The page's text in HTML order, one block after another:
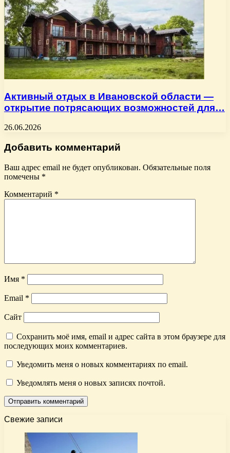
Активный отдых в Ивановской области —
открытие потрясающих возможностей для…
26.06.2026
Добавить комментарий
Ваш адрес email не будет опубликован. Обязательные поля
помечены *
Комментарий *
Имя *
Email *
Сайт
Сохранить моё имя, email и адрес сайта в этом браузере для
последующих моих комментариев.
Уведомить меня о новых комментариях по email.
Уведомлять меня о новых записях почтой.
Свежие записи